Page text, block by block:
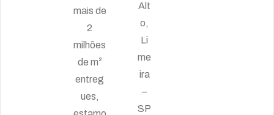
mais de
2
milhões
de m²
entreg
ues,
Alt
o,
Li
me
ira
–
SP